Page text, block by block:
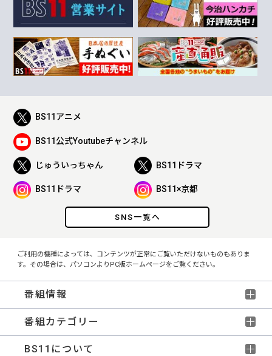
SNS一覧へ
BS11アニメ
BS11公式Youtubeチャンネル
じゅういっちゃん BS11ドラマ
BS11ドラマ BS11×京都
ご利用の機種によっては、コンテンツが正常にご覧いただけないものもありま
す。その場合は、パソコンよりPC版ホームページをご覧ください。
番組情報
番組カテゴリー
BS11について